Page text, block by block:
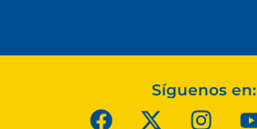
Síguenos en: